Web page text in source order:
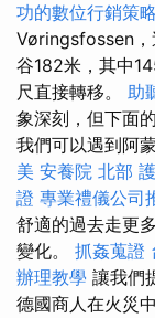
功的數位行銷策略
Vøringsfossen
谷182米，其中
尺直接轉移。 助
象深刻，但下面
我們可以遇到阿
美 安養院 北部
證 專業禮儀公司
舒適的過去走更
變化。 抓姦蒐證
辦理教學 讓我們
德國商人在火災